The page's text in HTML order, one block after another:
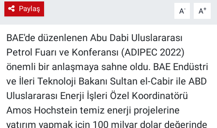
Paylaş A- A+
BAE'de düzenlenen Abu Dabi Uluslararası
Petrol Fuarı ve Konferansı (ADIPEC 2022)
önemli bir anlaşmaya sahne oldu. BAE Endüstri
ve İleri Teknoloji Bakanı Sultan el-Cabir ile ABD
Uluslararası Enerji İşleri Özel Koordinatörü
Amos Hochstein temiz enerji projelerine
yatırım yapmak için 100 milyar dolar değerinde